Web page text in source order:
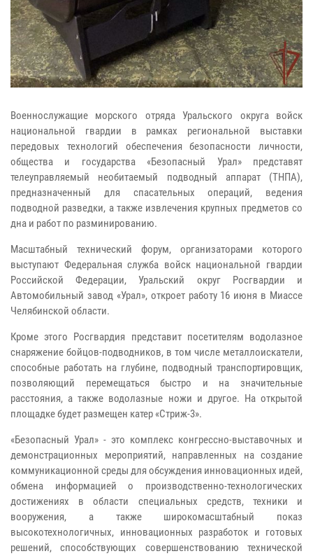
Военнослужащие морского отряда Уральского округа войск
национальной гвардии в рамках региональной выставки
передовых технологий обеспечения безопасности личности,
общества и государства «Безопасный Урал» представят
телеуправляемый необитаемый подводный аппарат (ТНПА),
предназначенный для спасательных операций, ведения
подводной разведки, а также извлечения крупных предметов со
дна и работ по разминированию.
Масштабный технический форум, организаторами которого
выступают Федеральная служба войск национальной гвардии
Российской Федерации, Уральский округ Росгвардии и
Автомобильный завод «Урал», откроет работу 16 июня в Миассе
Челябинской области.
Кроме этого Росгвардия представит посетителям водолазное
снаряжение бойцов-подводников, в том числе металлоискатели,
способные работать на глубине, подводный транспортировщик,
позволяющий перемещаться быстро и на значительные
расстояния, а также водолазные ножи и другое. На открытой
площадке будет размещен катер «Стриж-3».
«Безопасный Урал» - это комплекс конгрессно-выставочных и
демонстрационных мероприятий, направленных на создание
коммуникационной среды для обсуждения инновационных идей,
обмена информацией о производственно-технологических
достижениях в области специальных средств, техники и
вооружения, а также широкомасштабный показ
высокотехнологичных, инновационных разработок и готовых
решений, способствующих совершенствованию технической